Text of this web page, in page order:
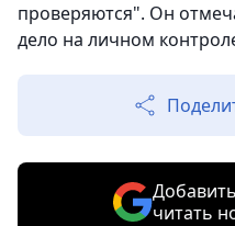
проверяются". Он
дело на личном
читать